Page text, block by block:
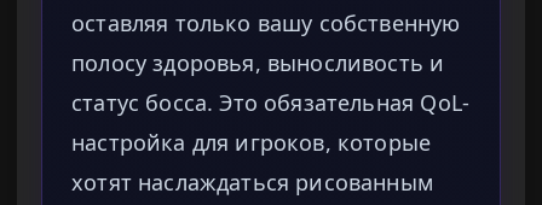
оставляя только вашу собственную
полосу здоровья, выносливость и
статус босса. Это обязательная QoL-
настройка для игроков, которые
хотят наслаждаться рисованным